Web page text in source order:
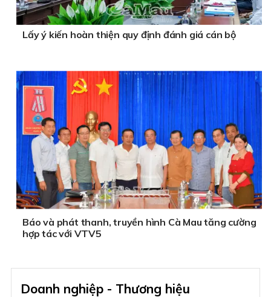
Lấy ý kiến hoàn thiện quy định đánh giá cán bộ
Báo và phát thanh, truyền hình Cà Mau tăng cường
hợp tác với VTV5
Doanh nghiệp - Thương hiệu